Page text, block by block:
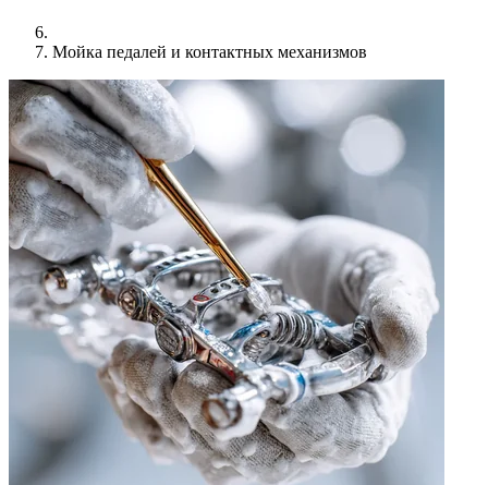
Мойка педалей и контактных механизмов